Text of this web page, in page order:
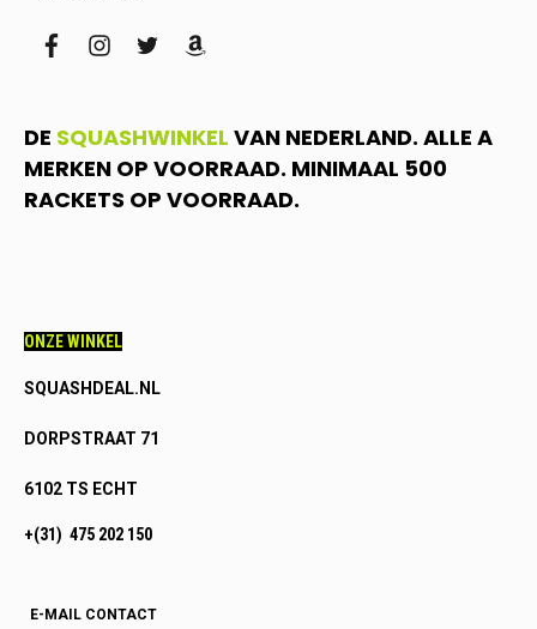
facebookinstagram
twitteramazon
DE SQUASHWINKEL VAN NEDERLAND. ALLE A
MERKEN OP VOORRAAD. MINIMAAL 500
RACKETS OP VOORRAAD.
ONZE WINKEL
SQUASHDEAL.NL
DORPSTRAAT 71
6102 TS ECHT
+(31) 475 202 150
E-MAIL CONTACT